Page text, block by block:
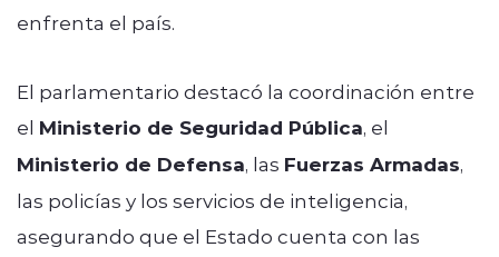
enfrenta el país.
El parlamentario destacó la coordinación entre
el Ministerio de Seguridad Pública, el
Ministerio de Defensa, las Fuerzas Armadas,
las policías y los servicios de inteligencia,
asegurando que el Estado cuenta con las